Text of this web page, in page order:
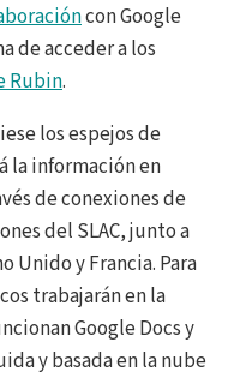
con Google
de acceder a los
Rubin.
los espejos de
la información en
de conexiones de
del SLAC, junto a
Unido y Francia. Para
trabajarán en la
Google Docs y
y basada en la nube